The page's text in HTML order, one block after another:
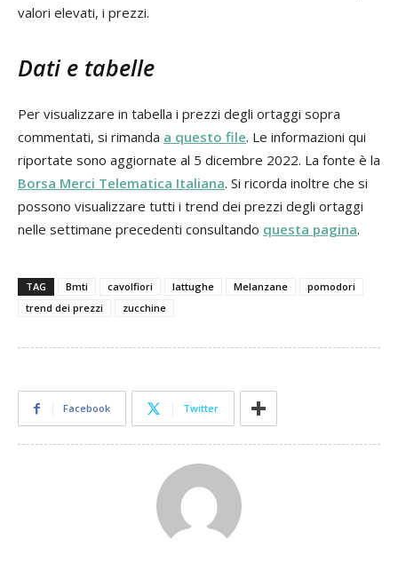
valori elevati, i prezzi.
Dati e tabelle
Per visualizzare in tabella i prezzi degli ortaggi sopra
commentati, si rimanda a questo file. Le informazioni qui
riportate sono aggiornate al 5 dicembre 2022. La fonte è la
Borsa Merci Telematica Italiana. Si ricorda inoltre che si
possono visualizzare tutti i trend dei prezzi degli ortaggi
nelle settimane precedenti consultando questa pagina.
TAG Bmti cavolfiori lattughe Melanzane
pomodori
trend dei prezzi
zucchine
Facebook Twitter